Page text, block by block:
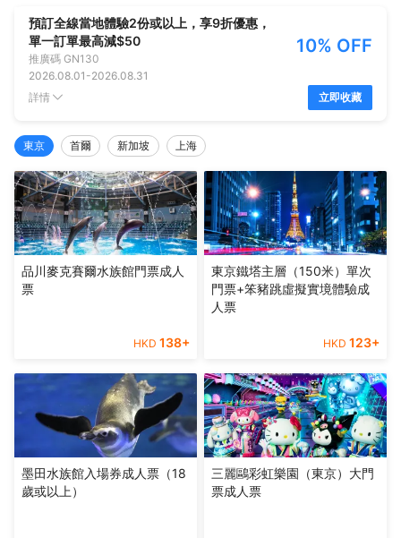
預訂全線當地體驗2份或以上，享9折優惠，
單一訂單最高減$50
推廣碼 GN130
2026.08.01 -2026.08.31
10% OFF
詳情 立即收藏
東京 首爾 新加坡 上海
品川麥克賽爾水族館門票成人
票
HKD 138+
東京鐵塔主層（150米）單次
門票+笨豬跳虛擬實境體驗成
人票
HKD 123+
墨田水族館入場券成人票（18
歲或以上）
三麗鷗彩虹樂園（東京）大門
票成人票